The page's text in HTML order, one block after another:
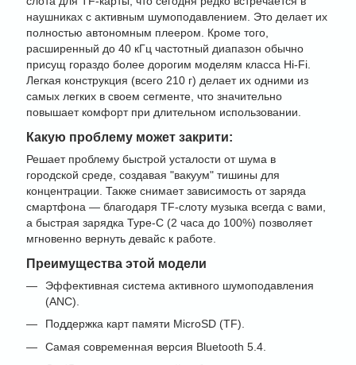
наушниках с активным шумоподавлением. Это делает их
полностью автономным плеером. Кроме того,
расширенный до 40 кГц частотный диапазон обычно
присущ гораздо более дорогим моделям класса Hi-Fi.
Легкая конструкция (всего 210 г) делает их одними из
самых легких в своем сегменте, что значительно
повышает комфорт при длительном использовании.
Какую проблему может закрити:
Решает проблему быстрой усталости от шума в
городской среде, создавая "вакуум" тишины для
концентрации. Также снимает зависимость от заряда
смартфона — благодаря TF-слоту музыка всегда с вами,
а быстрая зарядка Type-C (2 часа до 100%) позволяет
мгновенно вернуть девайс к работе.
Преимущества этой модели
Эффективная система активного шумоподавления
(ANC).
Поддержка карт памяти MicroSD (TF).
Самая современная версия Bluetooth 5.4.